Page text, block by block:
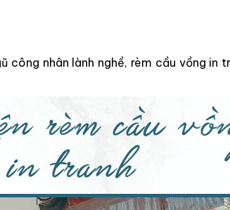
nhân lành nghề, rèm cầu vồng in